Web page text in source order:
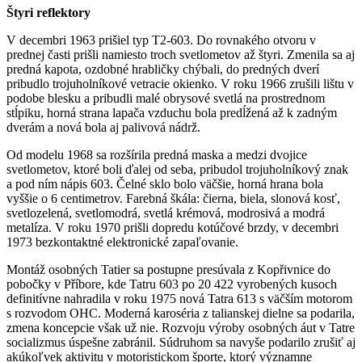
Štyri reflektory
V decembri 1963 prišiel typ T2-603. Do rovnakého otvoru v
prednej časti prišli namiesto troch svetlometov až štyri. Zmenila sa aj
predná kapota, ozdobné hrabličky chýbali, do predných dverí
pribudlo trojuholníkové vetracie okienko. V roku 1966 zrušili lištu v
podobe blesku a pribudli malé obrysové svetlá na prostrednom
stĺpiku, horná strana lapača vzduchu bola predĺžená až k zadným
dverám a nová bola aj palivová nádrž.
Od modelu 1968 sa rozšírila predná maska a medzi dvojice
svetlometov, ktoré boli ďalej od seba, pribudol trojuholníkový znak
a pod ním nápis 603. Čelné sklo bolo väčšie, horná hrana bola
vyššie o 6 centimetrov. Farebná škála: čierna, biela, slonová kosť,
svetlozelená, svetlomodrá, svetlá krémová, modrosivá a modrá
metalíza. V roku 1970 prišli dopredu kotúčové brzdy, v decembri
1973 bezkontaktné elektronické zapaľovanie.
Montáž osobných Tatier sa postupne presúvala z Kopřivnice do
pobočky v Příbore, kde Tatru 603 po 20 422 vyrobených kusoch
definitívne nahradila v roku 1975 nová Tatra 613 s väčším motorom
s rozvodom OHC. Moderná karoséria z talianskej dielne sa podarila,
zmena koncepcie však už nie. Rozvoju výroby osobných áut v Tatre
socializmus úspešne zabránil. Súdruhom sa navyše podarilo zrušiť aj
akúkoľvek aktivitu v motoristickom športe, ktorý významne